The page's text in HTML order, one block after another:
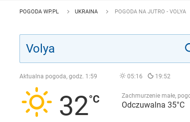
POGODA WP.PL UKRAINA POGODA NA JUTRO - VOLYA
Aktualna pogoda, godz. 1:59 05:16 19:52
32 Zachmurzenie małe,
Odczuwalna 35°C